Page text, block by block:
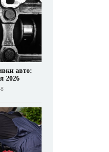
авто:
2026